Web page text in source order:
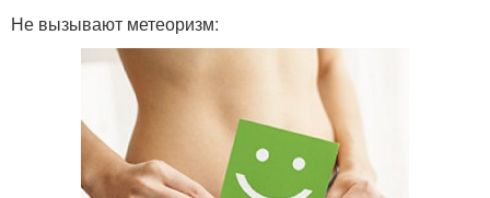
Не вызывают метеоризм: